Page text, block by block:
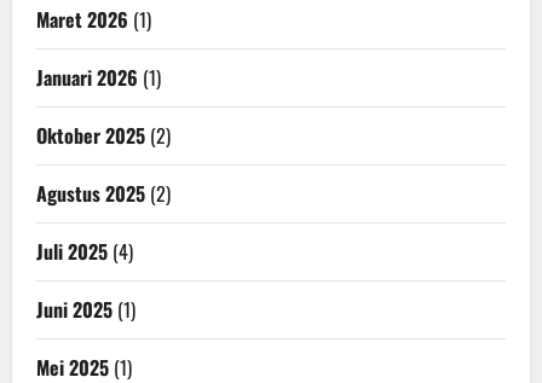
Maret 2026 (1)
Januari 2026 (1)
Oktober 2025 (2)
Agustus 2025 (2)
Juli 2025 (4)
Juni 2025 (1)
Mei 2025 (1)